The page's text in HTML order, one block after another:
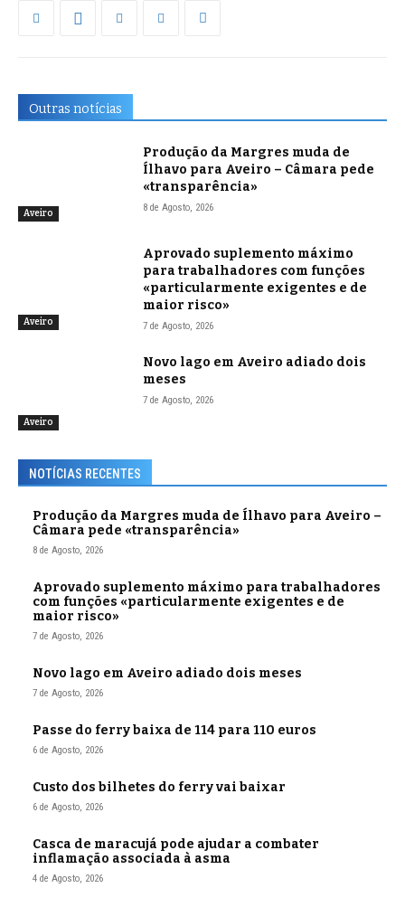
Outras notícias
Aveiro
Produção da Margres muda de
Ílhavo para Aveiro – Câmara pede
«transparência»
8 de Agosto, 2026
Aveiro
Aprovado suplemento máximo
para trabalhadores com funções
«particularmente exigentes e de
maior risco»
7 de Agosto, 2026
Aveiro
Novo lago em Aveiro adiado dois
meses
7 de Agosto, 2026
NOTÍCIAS RECENTES
Produção da Margres muda de Ílhavo para Aveiro –
Câmara pede «transparência»
8 de Agosto, 2026
Aprovado suplemento máximo para trabalhadores
com funções «particularmente exigentes e de
maior risco»
7 de Agosto, 2026
Novo lago em Aveiro adiado dois meses
7 de Agosto, 2026
Passe do ferry baixa de 114 para 110 euros
6 de Agosto, 2026
Custo dos bilhetes do ferry vai baixar
6 de Agosto, 2026
Casca de maracujá pode ajudar a combater
inflamação associada à asma
4 de Agosto, 2026